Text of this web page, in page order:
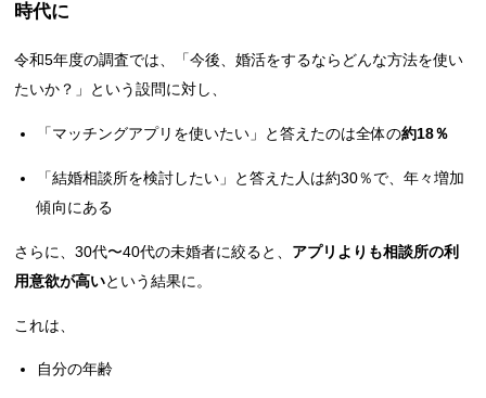
時代に
令和5年度の調査では、「今後、婚活をするならどんな方法を使い
たいか？」という設問に対し、
「マッチングアプリを使いたい」と答えたのは全体の約18％
「結婚相談所を検討したい」と答えた人は約30％で、年々増加
傾向にある
さらに、30代〜40代の未婚者に絞ると、 アプリよりも相談所の利
用意欲が高いという結果に。
これは、
自分の年齢